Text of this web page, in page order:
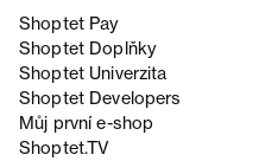
Shoptet Pay
Shoptet Doplňky
Shoptet Univerzita
Shoptet Developers
Můj první e-shop
Shoptet.TV